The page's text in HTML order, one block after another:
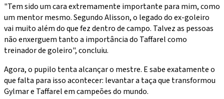
"Tem sido um cara extremamente importante para mim, como
um mentor mesmo. Segundo Alisson, o legado do ex-goleiro
vai muito além do que fez dentro de campo. Talvez as pessoas
não enxerguem tanto a importância do Taffarel como
treinador de goleiro", concluiu.
Agora, o pupilo tenta alcançar o mestre. E sabe exatamente o
que falta para isso acontecer: levantar a taça que transformou
Gylmar e Taffarel em campeões do mundo.